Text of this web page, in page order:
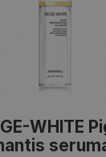
WHITE